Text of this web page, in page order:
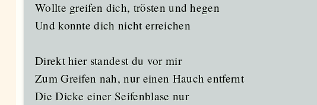
Wollte greifen dich, trösten und hegen
Und konnte dich nicht erreichen
Direkt hier standest du vor mir
Zum Greifen nah, nur einen Hauch entfernt
Die Dicke einer Seifenblase nur